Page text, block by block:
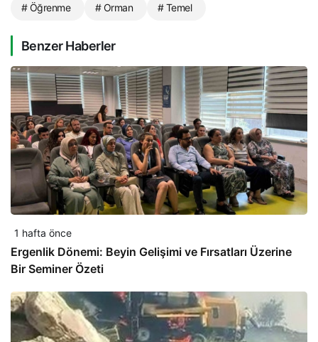
# Öğrenme # Orman # Temel
Benzer Haberler
1 hafta önce
Ergenlik Dönemi: Beyin Gelişimi ve Fırsatları Üzerine
Bir Seminer Özeti